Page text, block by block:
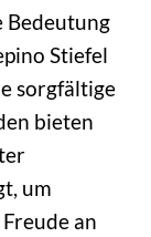
Bedeutung
Stiefel
sorgfältige
bieten
um
an